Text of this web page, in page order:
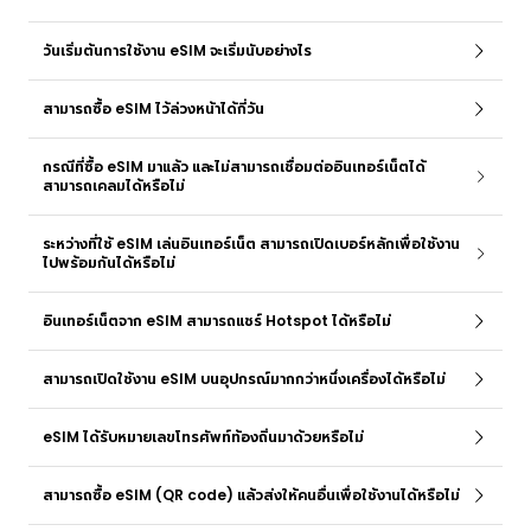
วันเริ่มต้นการใช้งาน eSIM จะเริ่มนับอย่างไร
สามารถซื้อ eSIM ไว้ล่วงหน้าได้กี่วัน
กรณีที่ซื้อ eSIM มาแล้ว และไม่สามารถเชื่อมต่ออินเทอร์เน็ตได้
สามารถเคลมได้หรือไม่
ระหว่างที่ใช้ eSIM เล่นอินเทอร์เน็ต สามารถเปิดเบอร์หลักเพื่อใช้งาน
ไปพร้อมกันได้หรือไม่
อินเทอร์เน็ตจาก eSIM สามารถแชร์ Hotspot ได้หรือไม่
สามารถเปิดใช้งาน eSIM บนอุปกรณ์มากกว่าหนึ่งเครื่องได้หรือไม่
eSIM ได้รับหมายเลขโทรศัพท์ท้องถิ่นมาด้วยหรือไม่
สามารถซื้อ eSIM (QR code) แล้วส่งให้คนอื่นเพื่อใช้งานได้หรือไม่